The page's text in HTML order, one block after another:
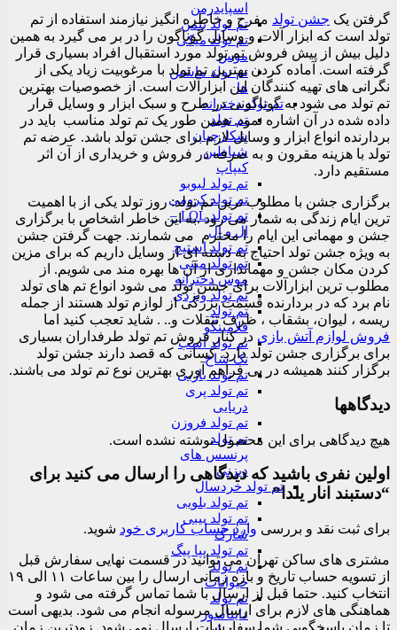
اسپایدرمن
تم تولد بتمن
تم تولد میکی
موس
تم تولد ماشین
ها
تم تولد دخترانه
تم تولد
شکارچیان
شیاطین
کیپاپ
تم تولد لبوبو
تم تولد کرومی
تم تولد LOL –
ال و ال
تم تولد استیچ
تم تولد مینی
موس دخترانه
تم تولد ونزدی
تم تولد
فلامینگو
تم تولد اسب
تک شاخ
تم تولد باربی
تم تولد پری
دریایی
تم تولد فروزن
تم تولد
پرنسس های
دیزنی
تم تولد خردسال
تم تولد بلویی
تم تولد بیبی
شارک
تم تولد پپا پیگ
تم تولد
حیوانات
تم تولد
دایناسور
گرفتن یک جشن تولد مفرح و خاطره انگیز نیازمند استفاده از تم
تولد است که ابزار آلات و وسایل گوناگون را در بر می گیرد به همین
دلیل بیش از پیش فروش تم تولد مورد استقبال افراد بسیاری قرار
گرفته است. آماده کردن بهترین تم تولد با مرغوبیت زیاد یکی از
نگرانی های تهیه کنندگان این ابزارآلات است. از خصوصیات بهترین
تم تولد می شود به گوناگونی در طرح و سبک ابزار و وسایل قرار
داده شده در آن اشاره نمود. همین طور یک تم تولد مناسب باید در
بردارنده انواع ابزار و وسایل لازم برای جشن تولد باشد. عرضه تم
تولد با هزینه مقرون و به صرفه در فروش و خریداری از آن اثر
مستقیم دارد.
برگزاری جشن با مطلوب ترین تم تولد: روز تولد یکی از با اهمیت
ترین ایام زندگی به شمار می رود .به این خاطر اشخاص با برگزاری
جشن و مهمانی این ایام را محترم می شمارند. جهت گرفتن جشن
به ویژه جشن تولد احتیاج به دسته ای از وسایل داریم که برای مزین
کردن مکان جشن و مهمانداری از آن ها بهره مند می شویم. از
مطلوب ترین ابزارآلات برای جشن تولد می شود انواع تم های تولد
نام برد که در بردارنده قسمت بزرگی از لوازم تولد هستند از جمله
ریسه ، لیوان، بشقاب ، ظرف تنقلات و.. . شاید تعجب کنید اما
فروش لوازم آتش بازی در کنار فروش تم تولد طرفداران بسیاری
برای برگزاری جشن تولد دارد. کسانی که قصد دارند جشن تولد
برگزار کنند همیشه در پی فراهم آوری بهترین نوع تم تولد می باشند.
دیدگاهها
هیچ دیدگاهی برای این محصول نوشته نشده است.
اولین نفری باشید که دیدگاهی را ارسال می کنید برای
“دستبند انار یلدا”
برای ثبت نقد و بررسی وارد حساب کاربری خود شوید.
مشتری های ساکن تهران می توانید در قسمت نهایی سفارش قبل
از تسویه حساب تاریخ و بازه زمانی ارسال را بین ساعات ۱۱ الی ۱۹
انتخاب کنید. حتما قبل از ارسال با شما تماس گرفته می شود و
هماهنگی های لازم برای ارسال مرسوله انجام می شود. بدیهی است
تا زمان پاسخگویی شما سفارشات ارسال نمی شود. زودترین زمان